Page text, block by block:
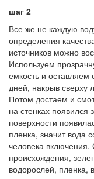
шаг 2
Все же не каждую
определения
источников можно
Используем
емкость и оставляем
дней, накрыв
Потом достаем и
на стенках появился
поверхности
пленка, значит вода
человека включения.
происхождения,
водорослей, пленка,